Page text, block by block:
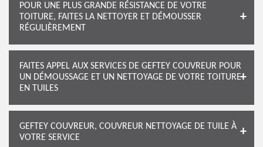
POUR UNE PLUS GRANDE RÉSISTANCE DE VOTRE
TOITURE, FAITES LA NETTOYER ET DÉMOUSSER
RÉGULIÈREMENT
FAITES APPEL AUX SERVICES DE GEFTEY COUVREUR POUR
UN DÉMOUSSAGE ET UN NETTOYAGE DE VOTRE TOITURE
EN TUILES
GEFTEY COUVREUR, COUVREUR NETTOYAGE DE TUILE À
VOTRE SERVICE